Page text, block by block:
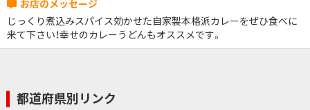
じっくり煮込みスパイス効かせた自家製本格派カレーをぜひ食べに
来て下さい！幸せのカレーうどんもオススメです。
都道府県別リンク